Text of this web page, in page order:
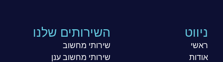
ניווט
ראשי
אודות
השירותים שלנו
שירותי מחשוב
שירותי מחשוב ענן